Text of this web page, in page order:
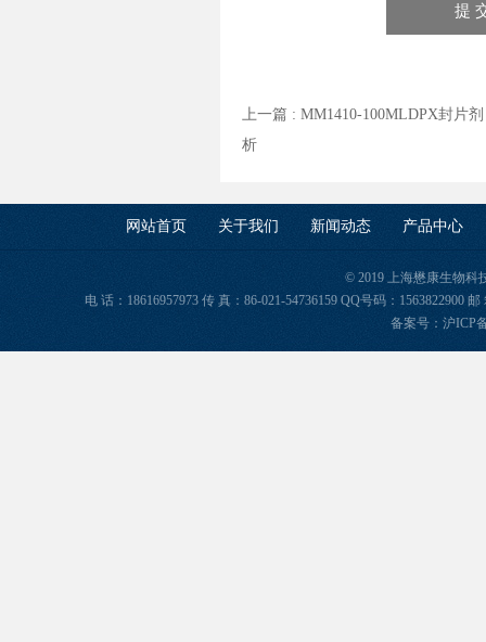
上一篇 : MM1410-100MLDPX封片
析
网站首页 关于我们 新闻动态 产品中心
© 2019 上海懋康生物科
电 话：18616957973 传 真：86-021-54736159 QQ号码：1563822900
备案号： 沪ICP